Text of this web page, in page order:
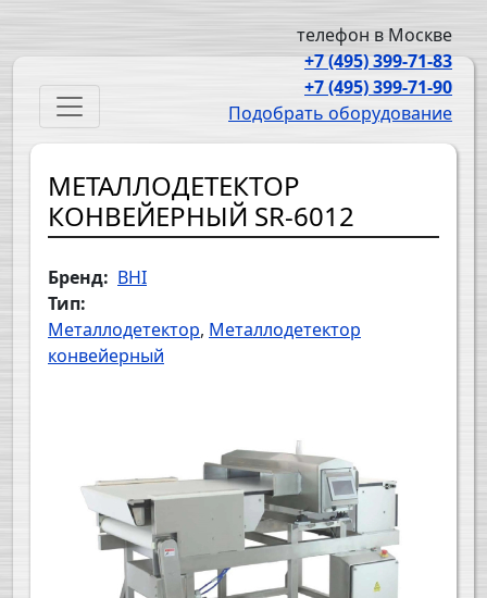
телефон в Москве
+7 (495) 399-71-83
+7 (495) 399-71-90
Подобрать оборудование
Main navigation
МЕТАЛЛОДЕТЕКТОР
КОНВЕЙЕРНЫЙ SR-6012
Бренд
BHI
Тип
Металлодетектор Металлодетектор
конвейерный